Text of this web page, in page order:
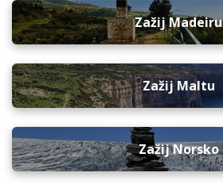
Zažij Madeiru
Zažij Maltu
Zažij Norsko